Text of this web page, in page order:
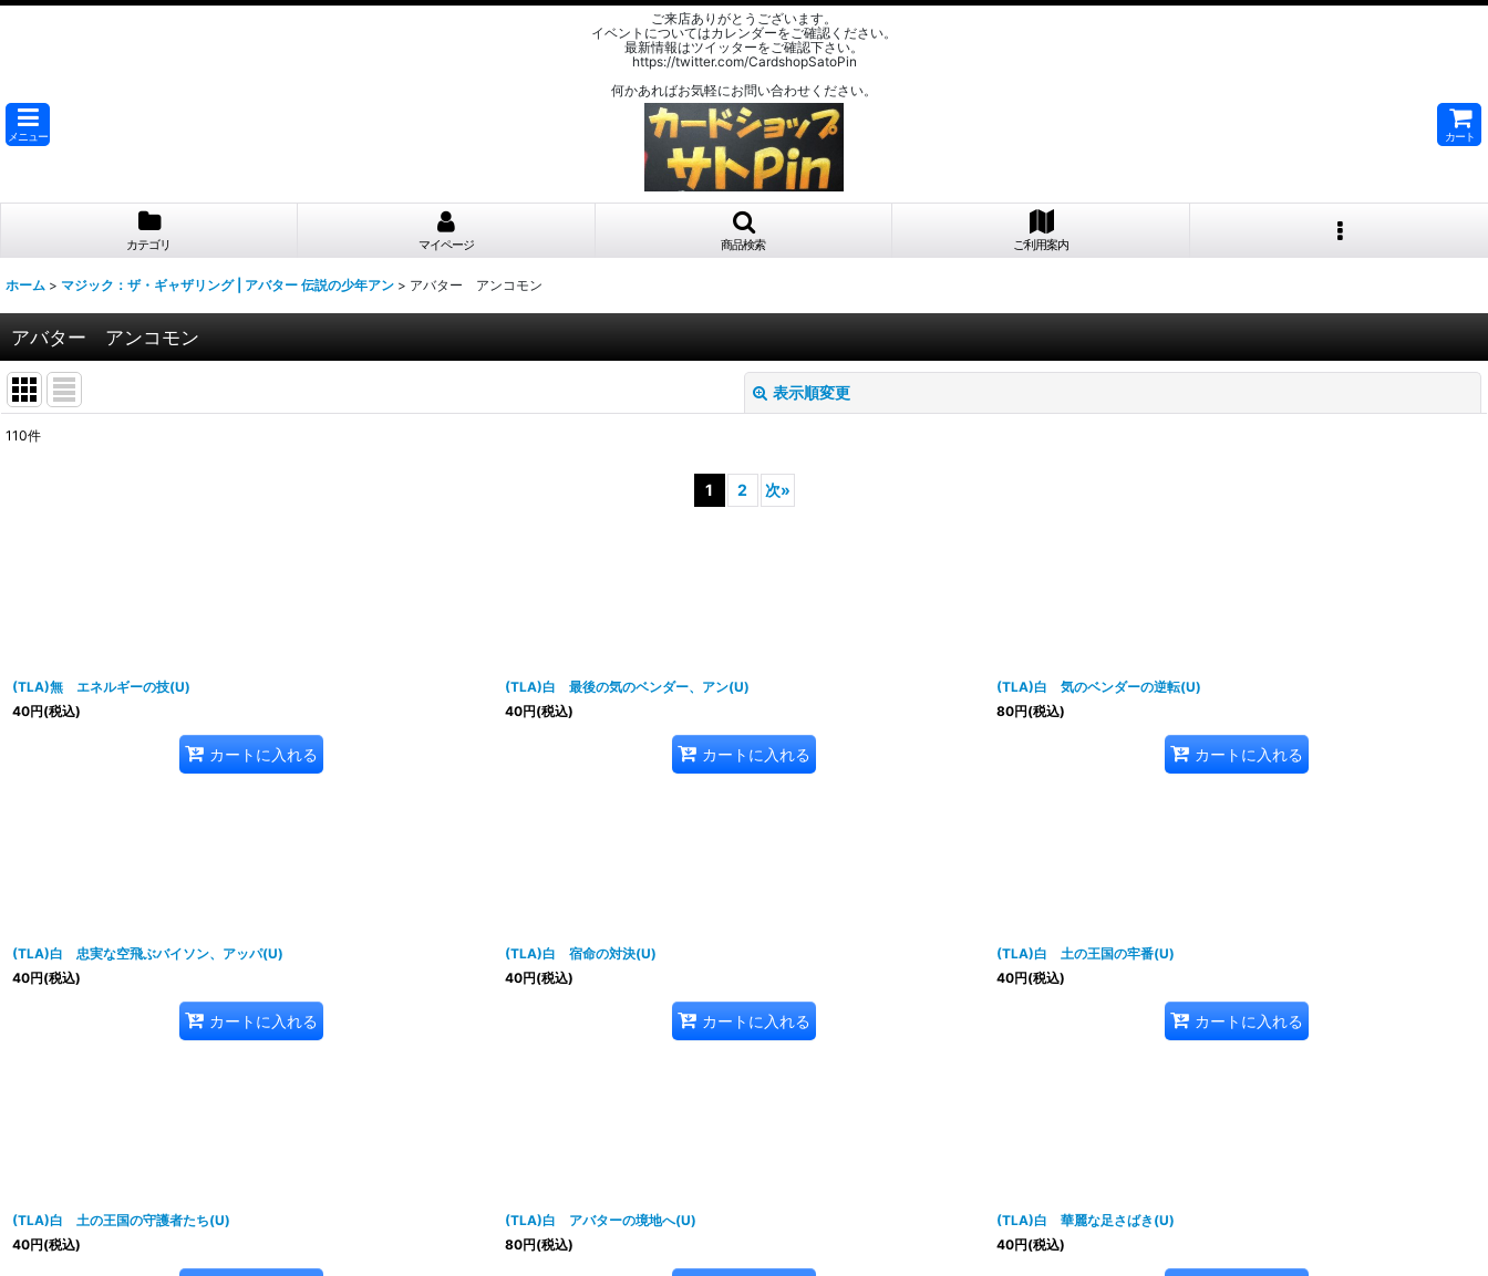
ご来店ありがとうございます。
イベントについてはカレンダーをご確認ください。
最新情報はツイッターをご確認下さい。
https://twitter.com/CardshopSatoPin
何かあればお気軽にお問い合わせください。
メニュー カート
カテゴリ マイページ 商品検索 ご利用案内
ホーム > マジック：ザ・ギャザリング | アバター 伝説の少年アン > アバター アンコモン
アバター アンコモン
表示順変更
110件
1 2 次»
(TLA)無 エネルギーの技(U)
40円(税込)
カートに入れる
(TLA)白 最後の気のベンダー、アン(U)
40円(税込)
カートに入れる
(TLA)白 気のベンダーの逆転(U)
80円(税込)
カートに入れる
(TLA)白 忠実な空飛ぶバイソン、アッパ(U)
40円(税込)
カートに入れる
(TLA)白 宿命の対決(U)
40円(税込)
カートに入れる
(TLA)白 土の王国の牢番(U)
40円(税込)
カートに入れる
(TLA)白 土の王国の守護者たち(U)
40円(税込)
(TLA)白 アバターの境地へ(U)
80円(税込)
(TLA)白 華麗な足さばき(U)
40円(税込)